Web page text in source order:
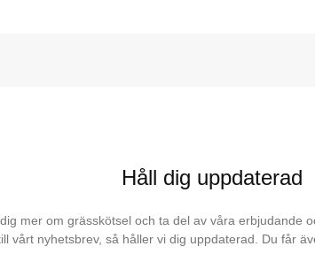
Håll dig uppdaterad
mer om grässkötsel och ta del av våra erbjudande
vårt nyhetsbrev, så håller vi dig uppdaterad. Du får